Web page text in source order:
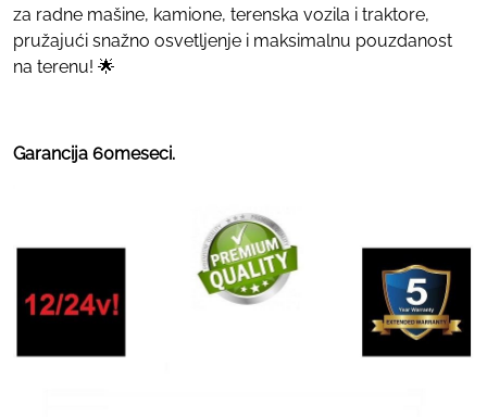
za radne mašine, kamione, terenska vozila i traktore,
pružajući snažno osvetljenje i maksimalnu pouzdanost
na terenu! 🌟
Garancija 60meseci.